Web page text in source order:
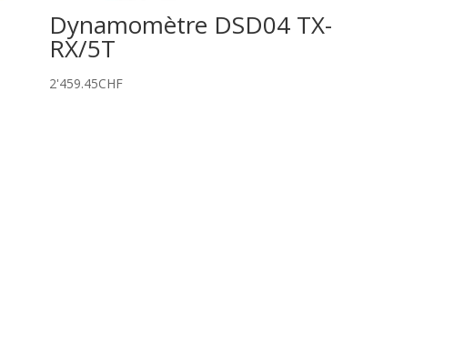
Dynamomètre DSD04 TX-
RX/5T
2'459.45CHF